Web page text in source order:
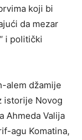
koji bi
da mezar
i politički
alem džamije
istorije Novog
Ahmeda Valija
agu Komatina,